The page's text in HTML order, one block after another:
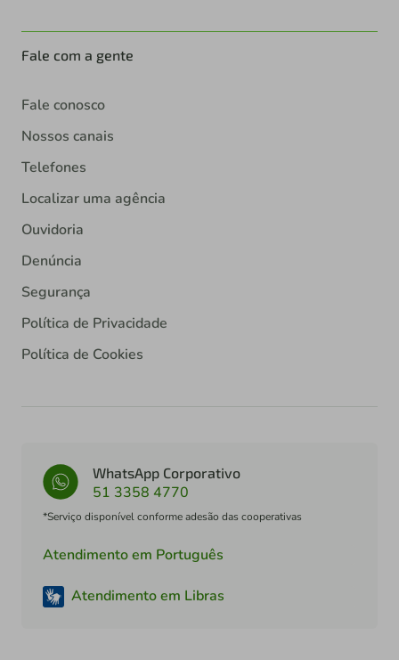
Fale com a gente
Fale conosco
Nossos canais
Telefones
Localizar uma agência
Ouvidoria
Denúncia
Segurança
Política de Privacidade
Política de Cookies
WhatsApp Corporativo
51 3358 4770
*Serviço disponível conforme adesão das cooperativas
Atendimento em Português
Atendimento em Libras